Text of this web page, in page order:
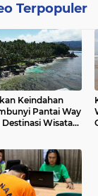
Terpopuler
Keindahan
Pantai Way
Destinasi Wisata